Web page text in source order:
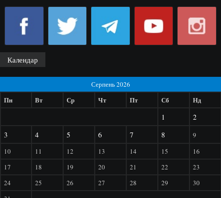
Календар
Серпень 2026
Пн Вт Ср Чт Пт Сб Нд
1
2
3
4 5 6 7 8
9
10
11 12 13 14 15
16
17
18 19 20 21 22
23
24
25 26 27 28 29
30